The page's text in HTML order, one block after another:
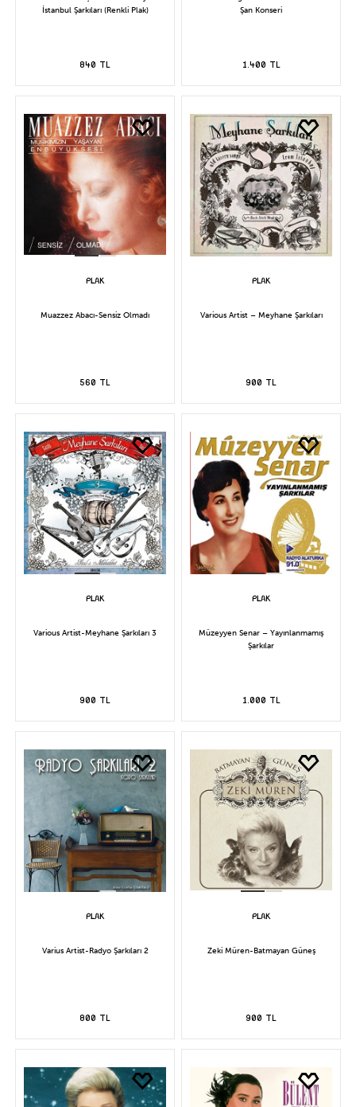
İstanbul Şarkıları (Renkli Plak)
840 TL
Şan Konseri
1.400 TL
Muazzez Abacı-Sensiz Olmadı
560 TL
Various Artist – Meyhane Şarkıları
900 TL
Various Artist-Meyhane Şarkıları 3
900 TL
Müzeyyen Senar – Yayınlanmamış
Şarkılar
1.000 TL
Varius Artist-Radyo Şarkıları 2
800 TL
Zeki Müren-Batmayan Güneş
900 TL